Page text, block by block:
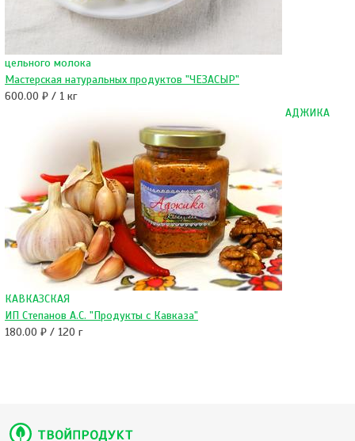
цельного молока
Мастерская натуральных продуктов "ЧЕЗАСЫР"
600.00 ₽ / 1 кг
АДЖИКА
КАВКАЗСКАЯ
ИП Степанов А.С. "Продукты с Кавказа"
180.00 ₽ / 120 г